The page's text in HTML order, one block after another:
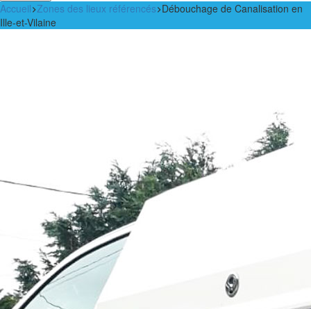
Accueil Zones des lieux référencés Débouchage de Canalisation en
Ille-et-Vilaine